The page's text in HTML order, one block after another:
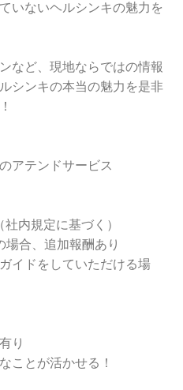
いないヘルシンキの魅力を
など、現地ならではの情報
シンキの本当の魅力を是非
アテンドサービス
内規定に基づく）
、追加報酬あり
ドをしていただける場
り
とが活かせる！